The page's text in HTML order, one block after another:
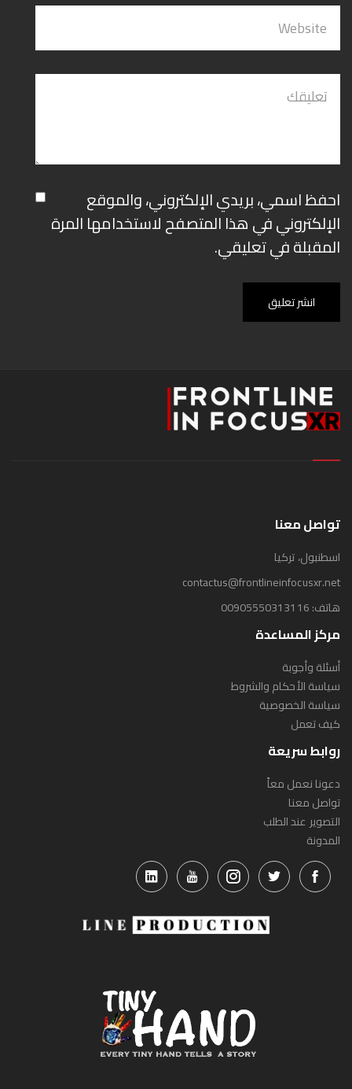
احفظ اسمي، بريدي الإلكتروني، والموقع
الإلكتروني في هذا المتصفح لاستخدامها المرة
المقبلة في تعليقي.
انشر تعليق
تواصل معنا
اسطنبول، تركيا
contactus@frontlineinfocusxr.net
هاتف:00905550313116
مركز المساعدة
أسئلة وأجوبة
سياسة الأحكام والشروط
سياسة الخصوصية
كيف تعمل
روابط سريعة
دعونا نعمل معاً
تواصل معنا
التصوير عند الطلب
المدونة